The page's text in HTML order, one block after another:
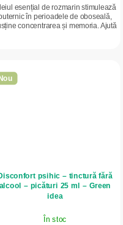
esențial de rozmarin stimulează
în perioadele de oboseală,
concentrarea și memoria. Ajută
psihic – tinctură fără
alcool – picături 25 ml – Green
idea
În stoc